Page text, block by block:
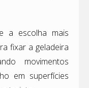
a escolha mais
fixar a geladeira
movimentos
em superfícies